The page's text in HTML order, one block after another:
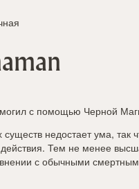
с помощью Черной
недостает ума, так
Тем не менее
с обычными